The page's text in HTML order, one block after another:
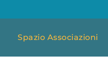
Spazio Associazioni